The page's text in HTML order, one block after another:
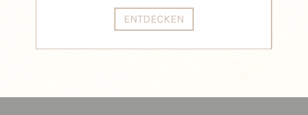
ENTDECKEN